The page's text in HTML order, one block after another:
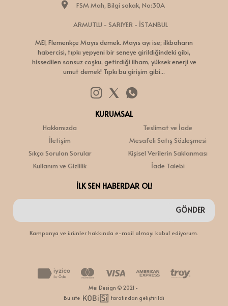
FSM Mah, Bilgi sokak, No:30A
ARMUTLU - SARIYER - İSTANBUL
MEI, Flemenkçe Mayıs demek. Mayıs ayı ise; ilkbaharın
habercisi, tıpkı yepyeni bir seneye girildiğindeki gibi,
hissedilen sonsuz coşku, getirdiği ilham, yüksek enerji ve
umut demek! Tıpkı bu girişim gibi...
KURUMSAL
Hakkımızda
İletişim
Sıkça Sorulan Sorular
Kullanım ve Gizlilik
Teslimat ve İade
Mesafeli Satış Sözleşmesi
Kişisel Verilerin Saklanması
İade Talebi
İLK SEN HABERDAR OL!
GÖNDER
Kampanya ve ürünler hakkında e-mail almayı kabul ediyorum.
Mei Design © 2021 -
Bu site
tarafından geliştirildi